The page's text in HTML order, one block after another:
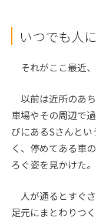
いつでも人
それがここ最近
以前は近所のあ
車場やその周辺で
びにあるSさんと
く、停めてある車
ろぐ姿を見かけた。
人が通るとすぐ
足元にまとわりつ